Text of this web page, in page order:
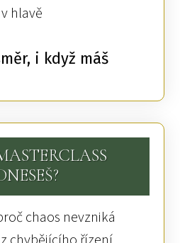
hlavě
i když máš
chaos nevzniká